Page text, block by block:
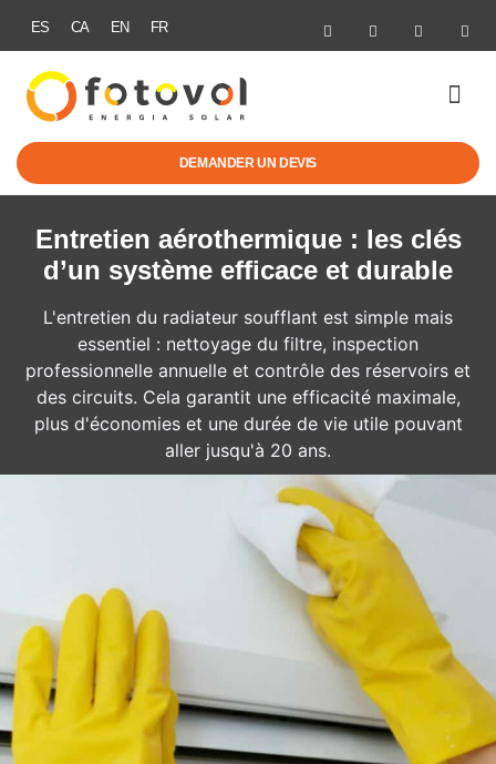
ES CA EN FR
DEMANDER UN DEVIS
Entretien aérothermique : les clés
d’un système efficace et durable
L'entretien du radiateur soufflant est simple mais
essentiel : nettoyage du filtre, inspection
professionnelle annuelle et contrôle des réservoirs et
des circuits. Cela garantit une efficacité maximale,
plus d'économies et une durée de vie utile pouvant
aller jusqu'à 20 ans.